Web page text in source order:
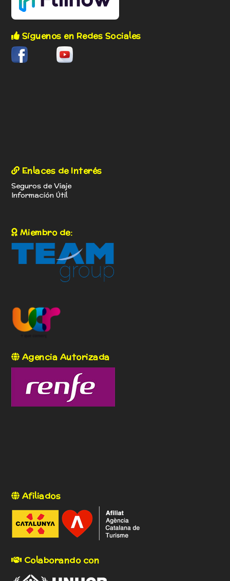
Síguenos en Redes Sociales
Enlaces de Interés
Seguros de Viaje
Información Útil
Miembro de:
Agencia Autorizada
Afiliados
Colaborando con